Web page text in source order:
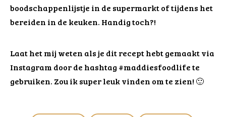
boodschappenlijstje in de supermarkt of tijdens het
bereiden in de keuken. Handig toch?!
Laat het mij weten als je dit recept hebt gemaakt via
Instagram door de hashtag #maddiesfoodlife te
gebruiken. Zou ik super leuk vinden om te zien! 🙂